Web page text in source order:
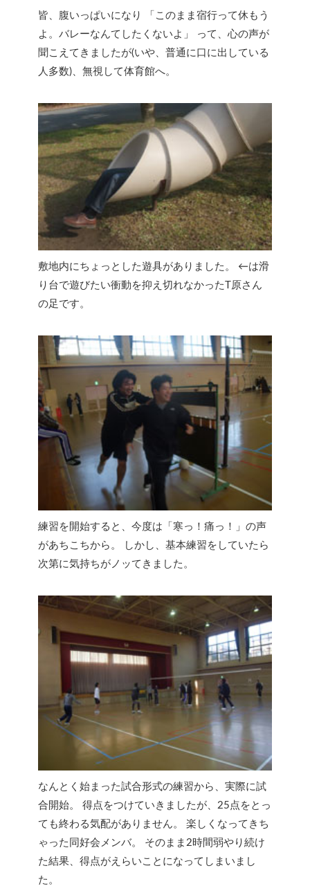
皆、腹いっぱいになり 「このまま宿行って休もう
よ。バレーなんてしたくないよ」 って、心の声が
聞こえてきましたが(いや、普通に口に出している
人多数)、無視して体育館へ。
敷地内にちょっとした遊具がありました。 ←は滑
り台で遊びたい衝動を抑え切れなかったT原さん
の足です。
練習を開始すると、今度は「寒っ！痛っ！」の声
があちこちから。 しかし、基本練習をしていたら
次第に気持ちがノッてきました。
なんとく始まった試合形式の練習から、実際に試
合開始。 得点をつけていきましたが、25点をとっ
ても終わる気配がありません。 楽しくなってきち
ゃった同好会メンバ。 そのまま2時間弱やり続け
た結果、得点がえらいことになってしまいまし
た。